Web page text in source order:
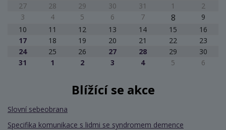
27
28 29 30 31 1
2
3
4 5 6 7 8
9
10
11 12 13 14 15
16
17
18 19 20 21 22
23
24
25 26 27 28 29
30
31
1 2 3 4 5 6
Blížící se akce
Slovní sebeobrana
Specifika komunikace s lidmi se syndromem demence